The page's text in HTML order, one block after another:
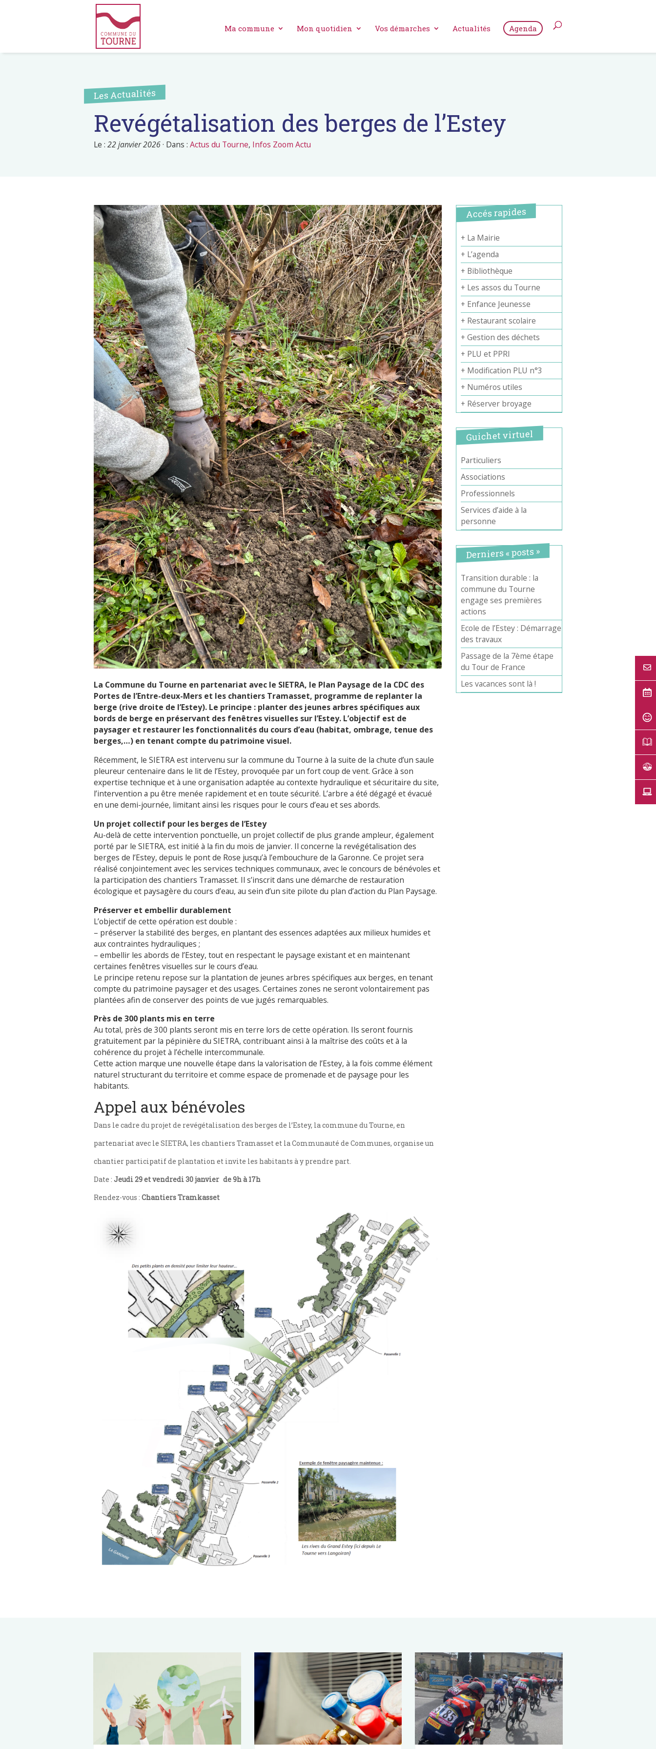
Ma commune Mon quotidien Vos démarches Actualités Agenda
Les Actualités
Revégétalisation des berges de l’Estey
Le : 22 janvier 2026· Dans : Actus du Tourne, Infos Zoom Actu
La Commune du Tourne en partenariat avec le SIETRA, le Plan Paysage de la CDC des
Portes de l’Entre-deux-Mers et les chantiers Tramasset, programme de replanter la
berge (rive droite de l’Estey). Le principe : planter des jeunes arbres spécifiques aux
bords de berge en préservant des fenêtres visuelles sur l’Estey. L’objectif est de
paysager et restaurer les fonctionnalités du cours d’eau (habitat, ombrage, tenue des
berges,…) en tenant compte du patrimoine visuel.
Récemment, le SIETRA est intervenu sur la commune du Tourne à la suite de la chute d’un saule
pleureur centenaire dans le lit de l’Estey, provoquée par un fort coup de vent. Grâce à son
expertise technique et à une organisation adaptée au contexte hydraulique et sécuritaire du site,
l’intervention a pu être menée rapidement et en toute sécurité. L’arbre a été dégagé et évacué
en une demi-journée, limitant ainsi les risques pour le cours d’eau et ses abords.
Un projet collectif pour les berges de l’Estey
Au-delà de cette intervention ponctuelle, un projet collectif de plus grande ampleur, également
porté par le SIETRA, est initié à la fin du mois de janvier. Il concerne la revégétalisation des
berges de l’Estey, depuis le pont de Rose jusqu’à l’embouchure de la Garonne. Ce projet sera
réalisé conjointement avec les services techniques communaux, avec le concours de bénévoles et
la participation des chantiers Tramasset. Il s’inscrit dans une démarche de restauration
écologique et paysagère du cours d’eau, au sein d’un site pilote du plan d’action du Plan Paysage.
Préserver et embellir durablement
L’objectif de cette opération est double :
– préserver la stabilité des berges, en plantant des essences adaptées aux milieux humides et
aux contraintes hydrauliques ;
– embellir les abords de l’Estey, tout en respectant le paysage existant et en maintenant
certaines fenêtres visuelles sur le cours d’eau.
Le principe retenu repose sur la plantation de jeunes arbres spécifiques aux berges, en tenant
compte du patrimoine paysager et des usages. Certaines zones ne seront volontairement pas
plantées afin de conserver des points de vue jugés remarquables.
Près de 300 plants mis en terre
Au total, près de 300 plants seront mis en terre lors de cette opération. Ils seront fournis
gratuitement par la pépinière du SIETRA, contribuant ainsi à la maîtrise des coûts et à la
cohérence du projet à l’échelle intercommunale.
Cette action marque une nouvelle étape dans la valorisation de l’Estey, à la fois comme élément
naturel structurant du territoire et comme espace de promenade et de paysage pour les
habitants.
Appel aux bénévoles
Dans le cadre du projet de revégétalisation des berges de l’Estey, la commune du Tourne, en
partenariat avec le SIETRA, les chantiers Tramasset et la Communauté de Communes, organise un
chantier participatif de plantation et invite les habitants à y prendre part.
Date : Jeudi 29 et vendredi 30 janvier de 9h à 17h
Rendez-vous : Chantiers Tramkasset
Accés rapides
+ La Mairie
+ L’agenda
+ Bibliothèque
+ Les assos du Tourne
+ Enfance Jeunesse
+ Restaurant scolaire
+ Gestion des déchets
+ PLU et PPRI
+ Modification PLU n°3
+ Numéros utiles
+ Réserver broyage
Guichet virtuel
Particuliers
Associations
Professionnels
Services d’aide à la
personne
Derniers « posts »
Transition durable : la
commune du Tourne
engage ses premières
actions
Ecole de l’Estey : Démarrage
des travaux
Passage de la 7ème étape
du Tour de France
Les vacances sont là !